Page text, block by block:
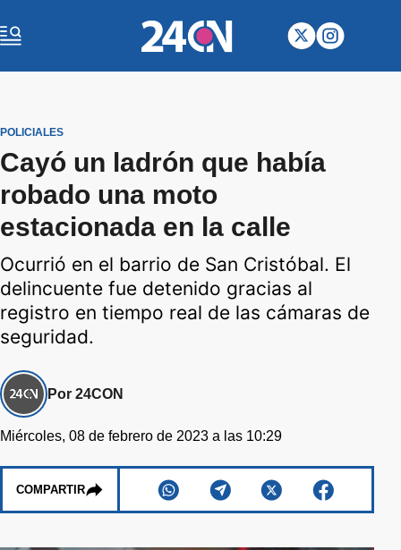
POLICIALES
Cayó un ladrón que había
robado una moto
estacionada en la calle
Ocurrió en el barrio de San Cristóbal. El
delincuente fue detenido gracias al
registro en tiempo real de las cámaras de
seguridad.
Por 24CON
Miércoles, 08 de febrero de 2023 a las 10:29
COMPARTIR